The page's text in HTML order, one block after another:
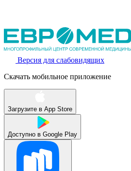
Версия для слабовидящих
Скачать мобильное приложение
Загрузите в App Store
Доступно в Google Play